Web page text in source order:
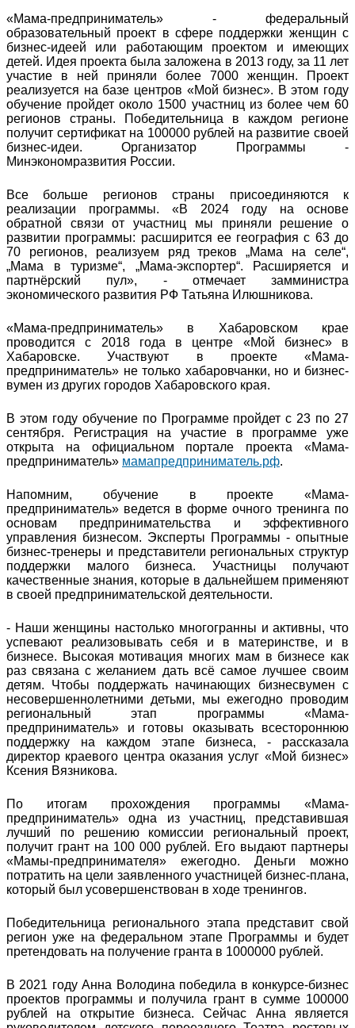
«Мама-предприниматель» - федеральный
образовательный проект в сфере поддержки женщин с
бизнес-идеей или работающим проектом и имеющих
детей. Идея проекта была заложена в 2013 году, за 11 лет
участие в ней приняли более 7000 женщин. Проект
реализуется на базе центров «Мой бизнес». В этом году
обучение пройдет около 1500 участниц из более чем 60
регионов страны. Победительница в каждом регионе
получит сертификат на 100000 рублей на развитие своей
бизнес-идеи. Организатор Программы -
Минэкономразвития России.
Все больше регионов страны присоединяются к
реализации программы. «В 2024 году на основе
обратной связи от участниц мы приняли решение о
развитии программы: расширится ее география с 63 до
70 регионов, реализуем ряд треков „Мама на селе“,
„Мама в туризме“, „Мама-экспортер“. Расширяется и
партнёрский пул», - отмечает замминистра
экономического развития РФ Татьяна Илюшникова.
«Мама-предприниматель» в Хабаровском крае
проводится с 2018 года в центре «Мой бизнес» в
Хабаровске. Участвуют в проекте «Мама-
предприниматель» не только хабаровчанки, но и бизнес-
вумен из других городов Хабаровского края.
В этом году обучение по Программе пройдет с 23 по 27
сентября. Регистрация на участие в программе уже
открыта на официальном портале проекта «Мама-
предприниматель» мамапредприниматель.рф.
Напомним, обучение в проекте «Мама-
предприниматель» ведется в форме очного тренинга по
основам предпринимательства и эффективного
управления бизнесом. Эксперты Программы - опытные
бизнес-тренеры и представители региональных структур
поддержки малого бизнеса. Участницы получают
качественные знания, которые в дальнейшем применяют
в своей предпринимательской деятельности.
- Наши женщины настолько многогранны и активны, что
успевают реализовывать себя и в материнстве, и в
бизнесе. Высокая мотивация многих мам в бизнесе как
раз связана с желанием дать всё самое лучшее своим
детям. Чтобы поддержать начинающих бизнесвумен с
несовершеннолетними детьми, мы ежегодно проводим
региональный этап программы «Мама-
предприниматель» и готовы оказывать всестороннюю
поддержку на каждом этапе бизнеса, - рассказала
директор краевого центра оказания услуг «Мой бизнес»
Ксения Вязникова.
По итогам прохождения программы «Мама-
предприниматель» одна из участниц, представившая
лучший по решению комиссии региональный проект,
получит грант на 100 000 рублей. Его выдают партнеры
«Мамы-предпринимателя» ежегодно. Деньги можно
потратить на цели заявленного участницей бизнес-плана,
который был усовершенствован в ходе тренингов.
Победительница регионального этапа представит свой
регион уже на федеральном этапе Программы и будет
претендовать на получение гранта в 1000000 рублей.
В 2021 году Анна Володина победила в конкурсе-бизнес
проектов программы и получила грант в сумме 100000
рублей на открытие бизнеса. Сейчас Анна является